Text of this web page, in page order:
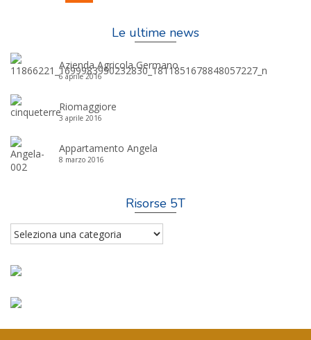
Le ultime news
Azienda Agricola Germano
6 aprile 2016
Riomaggiore
3 aprile 2016
Appartamento Angela
8 marzo 2016
Risorse 5T
Risorse
5T